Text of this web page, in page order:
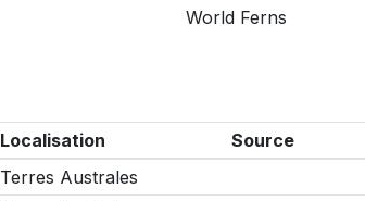
World Ferns
Localisation Source
Terres Australes